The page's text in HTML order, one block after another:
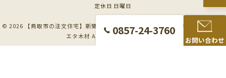
0857-24-3760
お問い合わせ
定休日 日曜日
© 2026 【鳥取市の注文住宅】新築も対応の工務店｜価格相談受付中｜有限会社マ
エタ木材 ALL RIGHTS RESERVED.